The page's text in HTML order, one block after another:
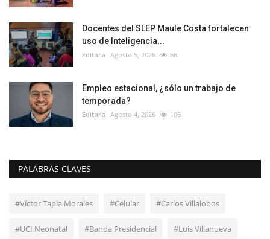
Docentes del SLEP Maule Costa fortalecen
uso de Inteligencia...
Editora Agosto 5, 2026 66
Empleo estacional, ¿sólo un trabajo de
temporada?
Editora Agosto 4, 2026 106
PALABRAS CLAVES
#Víctor Tapia Morales #Celular #Carlos Villalobos
#UCI Neonatal #Banda Presidencial #Luis Villanueva